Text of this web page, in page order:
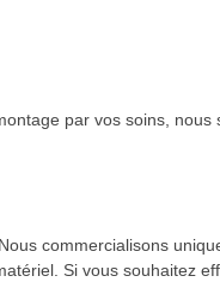
par vos soins, nous
commercialisons
Si vous souhaitez